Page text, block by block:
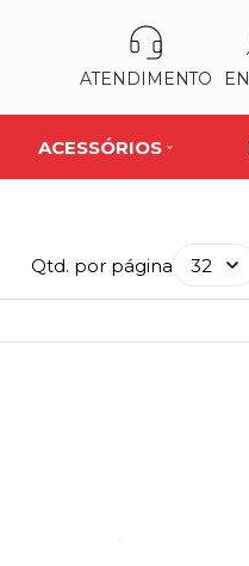
ATENDIMENTO
ACESSÓRIOS
Qtd. por página